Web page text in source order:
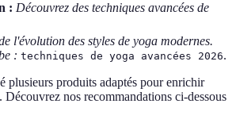
: Découvrez des techniques avancées de
l'évolution des styles de yoga modernes.
: techniques de yoga avancées 2026.
plusieurs produits adaptés pour enrichir
nos recommandations ci-dessous